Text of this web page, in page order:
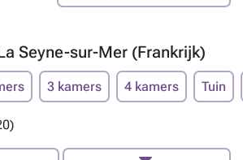
Seyne-sur-Mer (Frankrijk)
3 kamers 4 kamers Tuin